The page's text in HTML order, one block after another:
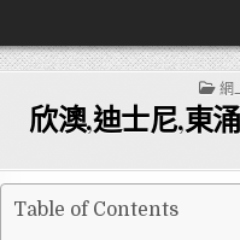
IN
網
欣澳,迪士尼,東
Table of Contents